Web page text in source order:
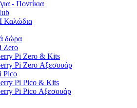
- Ποντίκια
Καλώδια
δώρα
Zero
Pi Zero & Kits
Pi Zero Αξεσουάρ
Pico
Pi Pico & Kits
Pi Pico Αξεσουάρ